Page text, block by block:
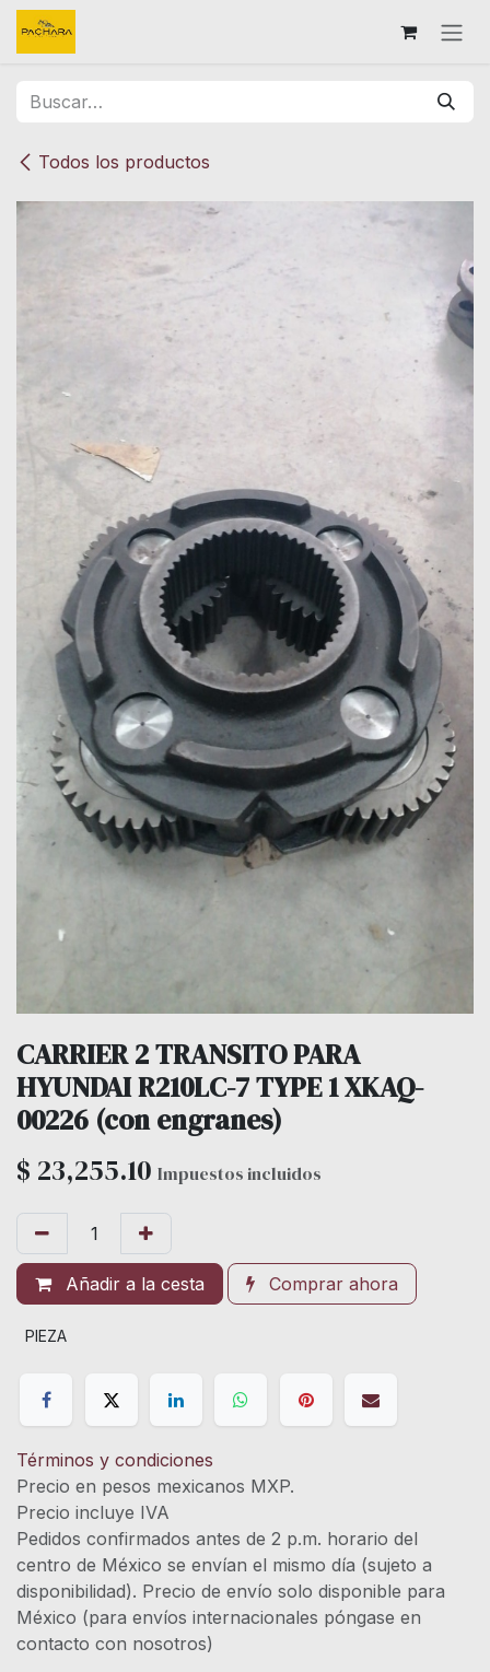
Ir al contenido
Todos los productos
CARRIER 2 TRANSITO PARA
HYUNDAI R210LC-7 TYPE 1 XKAQ-
00226 (con engranes)
$ 23,255.10 Impuestos incluidos
Añadir a la cesta Comprar ahora
PIEZA
Términos y condiciones
Precio en pesos mexicanos MXP.
Precio incluye IVA
Pedidos confirmados antes de 2 p.m. horario del
centro de México se envían el mismo día (sujeto a
disponibilidad). Precio de envío solo disponible para
México (para envíos internacionales póngase en
contacto con nosotros)